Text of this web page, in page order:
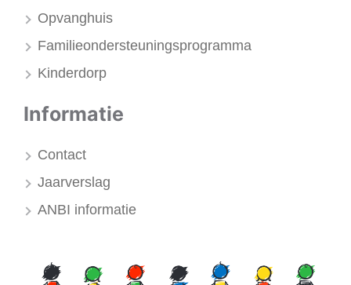
Opvanghuis
Familieondersteuningsprogramma
Kinderdorp
Informatie
Contact
Jaarverslag
ANBI informatie